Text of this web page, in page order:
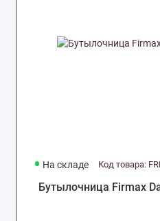
На складе Код товара:
Бутылочница Firmax